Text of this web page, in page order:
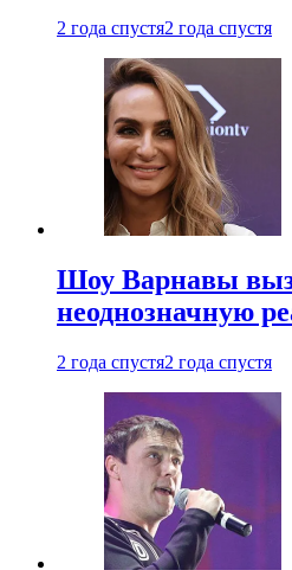
2 года спустя2 года спустя
Шоу Варнавы
неоднозначную
2 года спустя2 года спустя